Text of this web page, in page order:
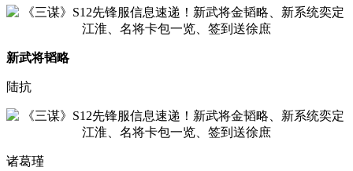
新武将韬略
陆抗
诸葛瑾